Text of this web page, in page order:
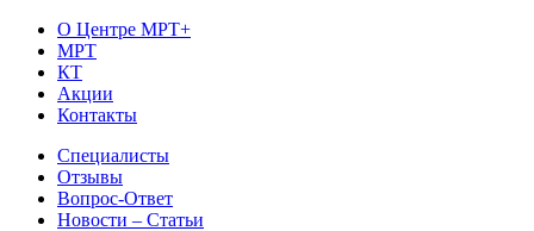
О Центре МРТ+
МРТ
КТ
Акции
Контакты
Специалисты
Отзывы
Вопрос-Ответ
Новости – Статьи